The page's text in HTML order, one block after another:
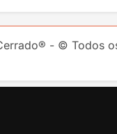
- © Todos